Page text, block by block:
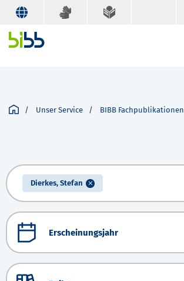
Unser Service BIBB Fachpublikationen
Dierkes, Stefan
Erscheinungsjahr